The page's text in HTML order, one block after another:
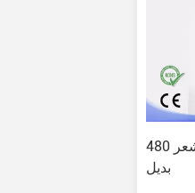
آلة إزالة الشعر 480nm IPL مع مصباح
بديل